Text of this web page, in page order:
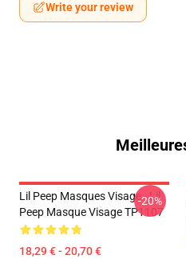
Write your review
Lil Peep Masques Visage - Lil
Peep Masque Visage TP1107
18,29 € - 20,70 €
-20%